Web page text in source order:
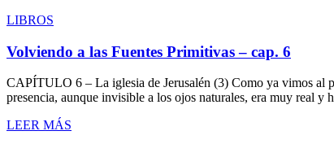
LIBROS
Volviendo a las Fuentes Primitivas – cap. 6
CAPÍTULO 6 – La iglesia de Jerusalén (3) Como ya vimos al
presencia, aunque invisible a los ojos naturales, era muy real
LEER MÁS